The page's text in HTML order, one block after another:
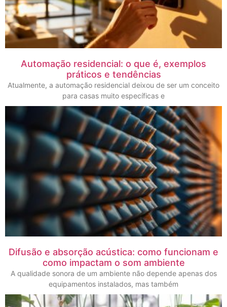
Automação residencial: o que é, exemplos
práticos e tendências
Atualmente, a automação residencial deixou de ser um conceito
para casas muito específicas e
Difusão e absorção acústica: como funcionam e
como impactam o som ambiente
A qualidade sonora de um ambiente não depende apenas dos
equipamentos instalados, mas também